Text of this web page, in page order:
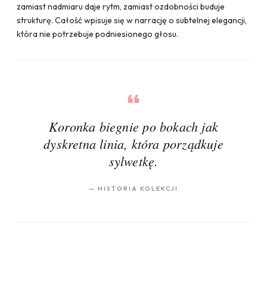
zamiast nadmiaru daje rytm, zamiast ozdobności buduje
strukturę. Całość wpisuje się w narrację o subtelnej elegancji,
która nie potrzebuje podniesionego głosu.
Koronka biegnie po bokach jak
dyskretna linia, która porządkuje
sylwetkę.
— HISTORIA KOLEKCJI